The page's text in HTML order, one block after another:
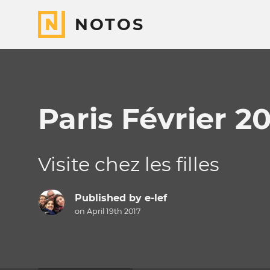
NOTOS
Paris Février
Visite chez les filles
Published by e-lef
on April 19th 2017